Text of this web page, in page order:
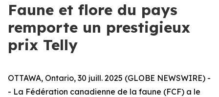
Faune et flore du pays
remporte un prestigieux
prix Telly
OTTAWA, Ontario, 30 juill. 2025 (GLOBE NEWSWIRE) -
- La Fédération canadienne de la faune (FCF) a le